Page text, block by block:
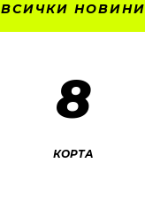
ВСИЧКИ НОВИНИ
8
КОРТА